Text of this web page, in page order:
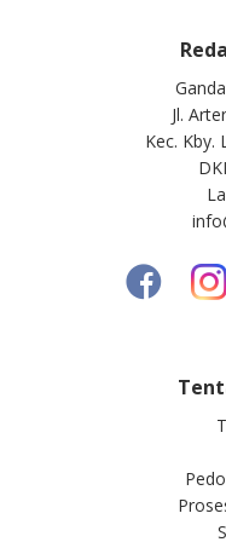
Jl.
Kec. Kby.